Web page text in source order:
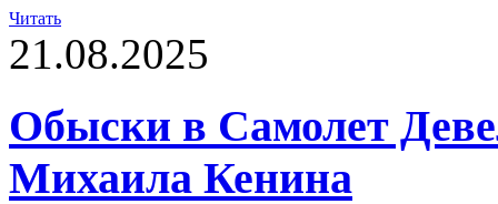
Читать
21.08.2025
Обыски в Самолет
Михаила Кенина